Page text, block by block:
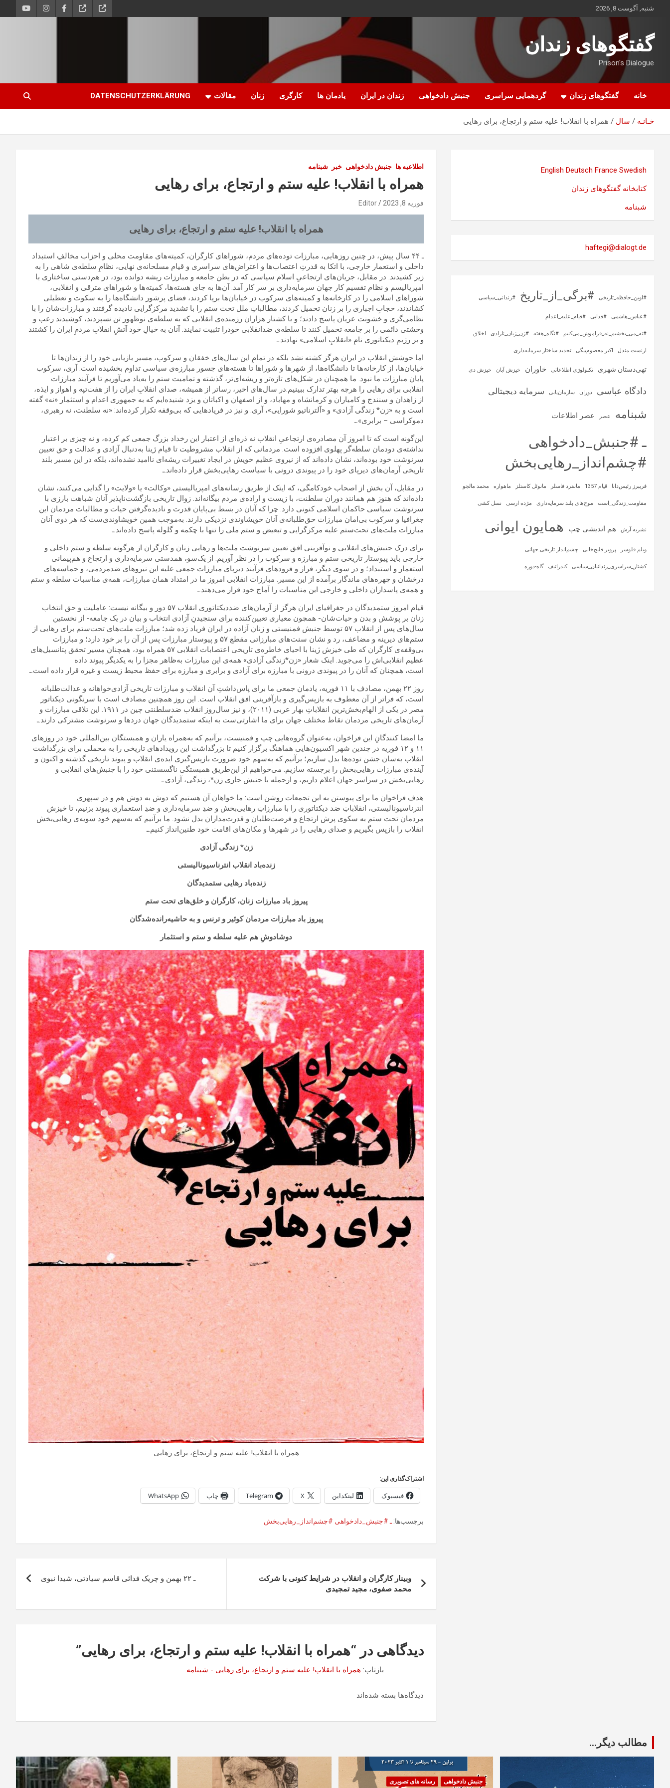
شنبه, آگوست 8, 2026
گفتگوهای زندان
Prison's Dialogue
خانه گفتگوهای زندان گردهمایی سراسری جنبش دادخواهی زندان در ایران یادمان ها کارگری زنان مقالات DATENSCHUTZERKLÄRUNG
خـانـه سال همراه با انقلاب! علیه ستم و ارتجاع، برای رهایی
اطلاعیه ها جنبش دادخواهی خبر شبنامه
همراه با انقلاب! علیه ستم و ارتجاع، برای رهایی
فوریه 8, 2023 Editor
همراه با انقلاب! علیه ستم و ارتجاع، برای رهایی
ـ ۴۴ سال پیش، در چنین روزهایی، مبارزات توده‌های مردم، شوراهای کارگران، کمیته‌های مقاومت محلی و احزاب مخالفِ استبداد
داخلی و استعمار خارجی، با اتکا به قدرتِ اعتصاب‌ها و اعتراض‌های سراسری و قیام مسلحانه‌ی نهایی، نظامِ سلطه‌ی شاهی را به
زیر کشیدند. در مقابل، جریان‌های ارتجاعیِ اسلام سیاسی که در بطن جامعه و مبارزات ریشه دوانده بود، در هم‌دستی ساختاری با
امپریالیسم و نظام تقسیم کار جهان سرمایه‌داری بر سر کار آمد. آن‌ها به جای هسته‌ها، کمیته‌‌ها و شوراهای مترقی و انقلابی،
شوراهای اسلامی را در کارخانه‌ها و کمیته‌های سرکوب در خیابان‌ها برپا کردند، فضای پرشور دانشگاه‌ها را به سکوت و تعطیلی
کشاندند، حجابِ اجباری را بر زنان تحمیل کردند، مطالباتِ ملل تحت ستم را با تشدید مرکزگرایی نادیده گرفتند و مبارزات‌شان را با
نظامی‌گری و خشونت عریان پاسخ دادند؛ و با کشتار هزاران رزمنده‌ی انقلابی که به سلطه‌ی نوظهور تن نسپردند، کوشیدند رعب و
وحشتی دائمی را بر جامعه تحمیل کنند تا سلطه‌ی ضدانقلابی خودرا تثبیت نمایند. آنان به خیالِ خود آتشِ انقلابِ مردمِ ایران را کشتند
و بر رژیمِ دیکتاتوری‌ نامِ «انقلابِ اسلامی» ‌نهادند.ـ
اما جوشش انقلاب در ایران هرگز کشته نشد بلکه در تمامِ این سال‌های خفقان و سرکوب، مسیر بازیابی خود را از زندان‌ها تا
خیابان‌ها، از کارخانه‌ها تا دانشگاه‌ها، از شهرها و شوراها تا هسته‌های جسور مبارزه‌ی سیاسی تداوم بخشیده است. آری، سرکوب
پایان مبارزات ما نبود. ما همچنان در شکل‌های تازه‌تر و ریشه‌ای‌تر، گذشته و تمامیت ستم را به‌یاد می‌آوریم تا فرآیند مبارزات
انقلابی برای رهایی را هرچه بهتر تدارک ببینیم.در سال‌های اخیر، رساتر از همیشه، صدای انقلابِ ایران را از هفت‌تپه و اهواز و ایذه،
از زاهدان و سنندج و کامیاران و کرمانشاه و مهاباد، و از اصفهان و اکباتان و یزد شنیده‌ایم که به جمهوری اعدام و استثمار «نه» گفته
است و به «زن* زندگی آزادی» و «آلترناتیو شورایی»، آری. و نیز در فریادهایی که بی‌وقفه تکرار کرده‌اند: «نه سلطنت، نه رهبری،
دموکراسی – برابری».ـ
این‌گونه است که تا امروز آن مصادره‌ی ارتجاعیِ انقلاب نه ذره‌ای از اعتبار این رخداد بزرگ جمعی کم کرده، و نه چیزی بر اعتبار
نداشته‌ی دودمان سلطه‌گر پهلوی افزوده است. مردمانی که از انقلاب مشروطیت تا قیام ژینا به‌دنبال آزادی و عدالت و حق تعیین
سرنوشت خود بوده‌اند، نشان داده‌اند که از نیروی عظیم خویش در ایجاد تغییرات ریشه‌ای ناامید نشده‌اند، بلکه در این مسیر بلند
تاریخی آرمان‌های دیرپای خود را در پیوندی درونی با سیاست رهایی‌بخش قرار داده‌اند.ـ
در مقابل، آن بخش از اصحاب خودکامگی، که اینک از طریق رسانه‌های امپریالیستی «وکالت» یا «ولایت» را گدایی می‌کنند، نشان
داده‌اند که هنوز هم همانند دوران سلطنت، با زیست و اراده‌ی مردم بیگانه‌‌اند. زوال تاریخی بازگشت‌ناپذیر آنان شباهت بارزی با
سرنوشت سیاسی حاکمان اسلامی‌ کنونی دارد. چرا که آنان در بسط بی‌پایان قدرت و نادیده‌گرفتن حیات و مطالبات مردمان این
جغرافیا و سرکوب بی‌امان مبارزات حق‌طلبانه‌ی آنان خویشاوندی نزدیکی دارند. به‌موجب همین‌ خویشاوندی‌ست که هر دوی آنان
مبارزات ملت‌های تحت‌ستم علیه مرکزگرایی و تبعیض و ستم ملی را تنها با چکمه و گلوله پاسخ داده‌اند.ـ
برای درک جنبش‌های انقلابی و نوآفرینی افق تعیین سرنوشت ملت‌‌ها و رهایی زنان و‌ کارگران از هرگونه سلطه و ستم داخلی و
خارجی باید پیوستار تاریخی ستم و مبارزه و سرکوب را در نظر آوریم: از یک‌سو، همدستی سرمایه‌داری و ارتجاع و هم‌پیمانی
استعمار و استبداد؛ و در سوی دیگر، فراز و فرودهای فرآیند دیرپای مبارزات جمعی علیه این نیروهای ضدمردمی، و حماسه‌های
درخشان و چهره‌های ماندگار برآمده از این مسیر. مبارزات انقلابی امروز ما در امتداد همان مبارزات،‌ همه‌ی مناسبات سلطه‌ و ستم
و همه‌ی پاسداران داخلی و خارجی این مناسبات را آماج خود قرار می‌دهند.ـ
قیام امروز ستمدیدگان در جغرافیای ایران هرگز از آرمان‌های ضددیکتاتوری انقلاب ۵۷ دور و بیگانه نیست: عاملیت و حق انتخاب
زنان بر پوشش و بدن و حیات‌شان- همچون معیاری تعیین‌کننده برای سنجیدنِ آزادی انتخاب و بیان در یک جامعه- از نخستین
سال‌های پس از انقلاب ۵۷ توسط جنبش فمنیستی و زنان آزاده در ایران فریاد زده شد؛ مبارزات ملت‌های تحت‌ستم برای رهایی از
ستم‌های دیرینه و مضاعف، رد و نشان سنت‌های مبارزاتی مقطع ۵۷ و پیوستار مبارزات پس از آن را بر خود دارد؛‌ و مبارزات
بی‌وقفه‌ی کارگران که طی خیزش ژینا با احیای خاطره‌ی تاریخی اعتصابات انقلابی ۵۷ همراه بود، همچنان مسیر تحقق پتانسیل‌های
عظیم انقلابی‌اش را می‌جوید. اینک شعار «زن*زندگی آزادی» همه‌ی این مبارزات به‌ظاهر مجزا را به یکدیگر پیوند داده
است، همچنان که آنان را در پیوندی درونی با مبارزه برای آزادی و برابری و مبارزه برای حفظ محیط زیست و غیره قرار داده است.ـ
روز ۲۲ بهمن، مصادف با ۱۱ فوریه، یادمان جمعی ما برای پاس‌داشتِ آن انقلاب و مبارزات تاریخی‌ آزادی‌خواهانه و عدالت‌طلبانه
است، که فراتر از آن معطوف به باز‌پس‌گیری و بازآفرینی افق انقلاب است. این روز همچنین مصادف است با سرنگونی دیکتاتور
مصر در یکی از الهام‌بخش‌ترین انقلاباتِ بهار عربی (۲۰۱۱)، و نیز سال‌روز انقلاب ضدسلطنتی چین در ۱۹۱۱. این تلاقی مبارزات و
آرمان‌های تاریخی مردمان نقاط مختلف جهان برای ما اشارتی‌ست به اینکه ستمدیدگان جهان دردها و سرنوشت مشترکی دارند.ـ
ما امضا کنندگانِ این فراخوان، به‌عنوان گروه‌هایی چپ و فمنیست، برآنیم که به‌همراه یاران و همبستگان بین‌المللی خود در روزهای
۱۱ و ۱۲ فوریه در چندین شهر اکسیون‌هایی هماهنگ برگزار کنیم تا بزرگداشت این رویدادهای تاریخی را به محملی برای بزرگداشت
انقلاب به‌سان جشن توده‌ها بدل سازیم؛ برآنیم که به‌سهم خود ضرورت بازپس‌گیری ایده‌ی انقلاب و پیوند تاریخی گذشته و اکنون و
آینده‌ی مبارزات رهایی‌بخش را برجسته سازیم. می‌خواهیم از این‌طریق همبستگی ناگسستنی خود را با جنبش‌های انقلابی و
رهایی‌بخش در سراسر جهان اعلام داریم، و ازجمله با جنبش جاری زن*، زندگی، آزادی.ـ
هدف فراخوان ما برای پیوستن به این تجمعات روشن است: ما خواهان آن هستیم که دوش به دوش هم و در سپهری
انترناسیونالیستی، انقلاباتِ ضد دیکتاتوری را با مبارزاتِ رهایی‌بخش و ضدِ سرمایه‌داری و ضدِ استعماری پیوند بزنیم، تا خیزش
مردمان تحت ستم به سکوی پرش ارتجاع و فرصت‌طلبان و قدرت‌مداران بدل نشود. ما برآنیم که به‌سهم خود سویه‌ی رهایی‌بخش
انقلاب را بازپس بگیریم و صدای رهایی را در شهرها و مکان‌های اقامت خود طنین‌انداز کنیم.ـ
زن* زندگی آزادی
زنده‌باد انقلاب انترناسیونالیستی
زنده‌با‌د رهایی ستمدیدگان
پیروز باد مبارزات زنان، کارگران و خلق‌های تحت ستم
پیروز باد مبارزات مردمان کوئیر و ترنس و به حاشیه‌رانده‌شدگان
دوشادوشِ هم علیه سلطه و ستم و استثمار
همراه با انقلاب! علیه ستم و ارتجاع، برای رهایی
اشتراک‌گذاری این:
فیسبوک لینکداین X
Telegram چاپ WhatsApp
برچسب‌ها: ـ #جنبش_دادخواهی #چشم‌انداز_رهایی‌بخش
نوشته
وبینار کارگران و انقلاب در شرایط کنونی با شرکت
محمد صفوی، مجید تمجیدی
ـ ۲۲ بهمن و چریک فدائی قاسم سیادتی، شیدا نبوی
دیدگاهی در “همراه با انقلاب! علیه ستم و ارتجاع، برای رهایی”
بازتاب: همراه با انقلاب! علیه ستم و ارتجاع، برای رهایی - شبنامه
دیدگاه‌ها بسته شده‌اند
English Deutsch France Swedish
کتابخانه گفتگوهای زندان
شبنامه
haftegi@dialogt.de
#اوین_حافظه_تاریخی #برگی_از_تاریخ #زندانی_سیاسی
#عباس_هاشمی #فدایی #قیام_علیه_اعدام
#نه_می_بخشیم_نه_فراموش_می‌کنیم #نگاه_هفته #ژن_ژیان_ئازادی اخلاق
ارنست مندل اکبر معصوم‌بیگی تجدید ساختار سرمایه‌داری
تهی‌دستان شهری تکنولوژی اطلاعاتی خاوران خیزش آبان خیزش دی
دادگاه عباسی دوران سازمان‌یابی سرمایه‌ دیجیتالی
شبنامه عصر عصر اطلاعات
ـ #جنبش_دادخواهی
#چشم‌انداز_رهایی‌بخش
فریبرز رئیس‌دانا قیام 1357 مانفرد فاسلر مانوئل کاستلز ماهواره‌ محمد مالجو
مقاومت_زندگی_است موج‌های بلند سرمایه‌داری مژده ارسی نسل کشی
نشریه آرش هم اندیشی چپ همایون ایوانی
ویلم فلوسر پرویز قلیچ‌خانی چشم‌انداز تاریخی‌ـ‌جهانی
کشتار_سراسری_زندانیان_سیاسی کندراتیف گاه-دوره
مطالب دیگر...
جنبش دادخواهی رسانه های تصویری